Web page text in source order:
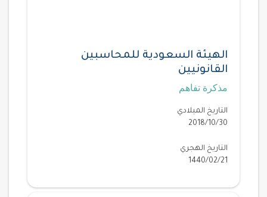
الهيئة السعودية للمحاسبين
القانونيين
مذكرة تفاهم
التاريخ الميلادي
2018/10/30
التاريخ الهجري
1440/02/21